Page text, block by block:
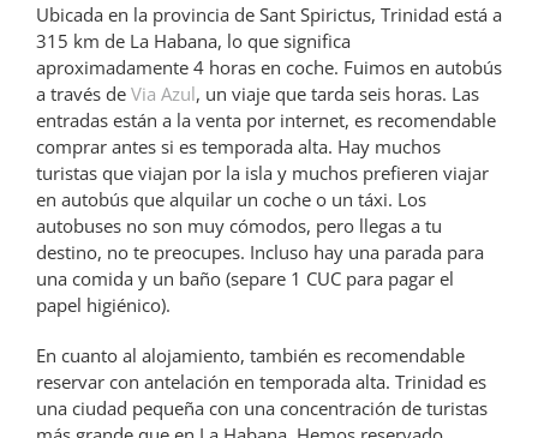
Ubicada en la provincia de Sant Spirictus, Trinidad está a
315 km de La Habana, lo que significa
aproximadamente 4 horas en coche. Fuimos en autobús
a través de Via Azul, un viaje que tarda seis horas. Las
entradas están a la venta por internet, es recomendable
comprar antes si es temporada alta. Hay muchos
turistas que viajan por la isla y muchos prefieren viajar
en autobús que alquilar un coche o un táxi. Los
autobuses no son muy cómodos, pero llegas a tu
destino, no te preocupes. Incluso hay una parada para
una comida y un baño (separe 1 CUC para pagar el
papel higiénico).
En cuanto al alojamiento, también es recomendable
reservar con antelación en temporada alta. Trinidad es
una ciudad pequeña con una concentración de turistas